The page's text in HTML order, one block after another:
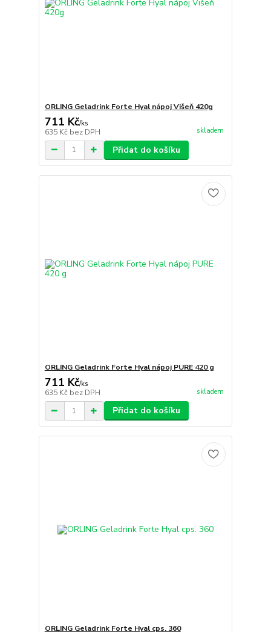
ORLING Geladrink Forte Hyal nápoj Višeň 420g
711 Kč/ks
635 Kč bez DPH skladem
Přidat do košíku
ORLING Geladrink Forte Hyal nápoj PURE 420 g
711 Kč/ks
635 Kč bez DPH skladem
Přidat do košíku
ORLING Geladrink Forte Hyal cps. 360